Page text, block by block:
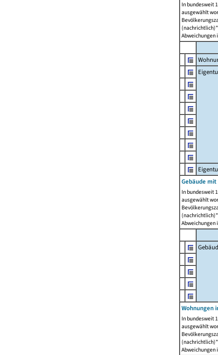
In bundesweit
ausgewählt
Abweichungen
Gebäude
In bundesweit
ausgewählt
Abweichungen
Wohnungen
In bundesweit
ausgewählt
Abweichungen